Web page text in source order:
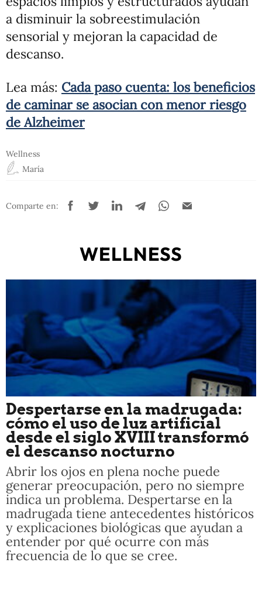
a disminuir la sobreestimulación
sensorial y mejoran la capacidad de
descanso.
Lea más: Cada paso cuenta: los beneficios
de caminar se asocian con menor riesgo
de Alzheimer
Wellness
María
Comparte en:
WELLNESS
Despertarse en la madrugada:
cómo el uso de luz artificial
desde el siglo XVIII transformó
el descanso nocturno
Abrir los ojos en plena noche puede
generar preocupación, pero no siempre
indica un problema. Despertarse en la
madrugada tiene antecedentes históricos
y explicaciones biológicas que ayudan a
entender por qué ocurre con más
frecuencia de lo que se cree.